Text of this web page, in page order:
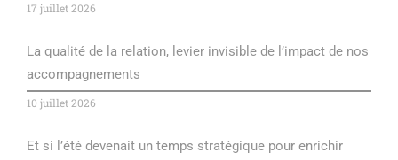
17 juillet 2026
La qualité de la relation, levier invisible de l’impact de nos
accompagnements
10 juillet 2026
Et si l’été devenait un temps stratégique pour enrichir